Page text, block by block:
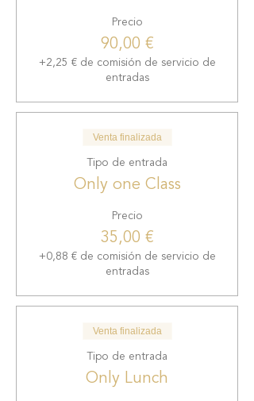
Precio
90,00 €
+2,25 € de comisión de servicio de
entradas
Venta finalizada
Tipo de entrada
Only one Class
Precio
35,00 €
+0,88 € de comisión de servicio de
entradas
Venta finalizada
Tipo de entrada
Only Lunch